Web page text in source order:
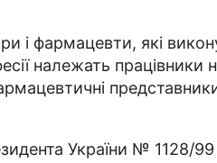
і фармацевти, які
належать працівники
України № 1128/99